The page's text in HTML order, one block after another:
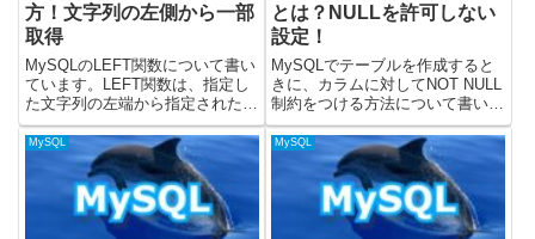
方！文字列の左側から一部
取得
MySQLのLEFT関数について書い
ています。LEFT関数は、指定し
た文字列の左端から指定された文
字数分の部分文字列を抽出するた
めに使用されます。データのクリ
ーニング、レポート作成、または
特定の文字列パターンに一致する
レコードの検索など、文...
とは？NULLを許可しない
設定！
MySQLでテーブルを作成すると
きに、カラムに対してNOT NULL
制約をつける方法について書いて
います。テーブルのNOT NULL制
約についてテーブルを作成すると
きに、カラムに対してNOT NULL
制約をつけておきます。そうする
と、NOT...
MySQL MySQL